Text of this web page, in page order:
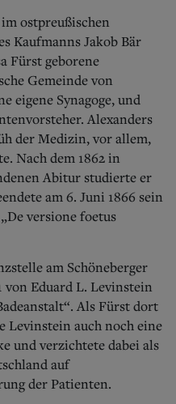
ostpreußischen
Kaufmanns Jakob Bär
Fürst geborene
Gemeinde von
eigene Synagoge, und
Alexanders
der Medizin, vor allem,
Nach dem 1862 in
Abitur studierte er
am 6. Juni 1866 sein
versione foetus
am Schöneberger
von Eduard L. Levinstein
Als Fürst dort
Levinstein auch noch eine
und verzichtete dabei als
auf
der Patienten.